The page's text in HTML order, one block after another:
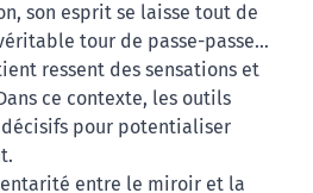
son esprit se laisse tout de
tour de passe-passe…
ressent des sensations et
ce contexte, les outils
décisifs pour potentialiser
entre le miroir et la